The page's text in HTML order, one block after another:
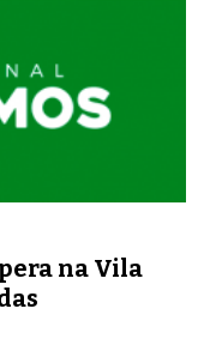
na Vila